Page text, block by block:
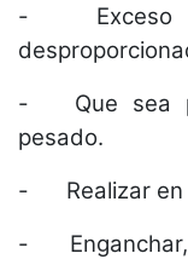
-
-
Que sea
pesado.
-
Realizar
-